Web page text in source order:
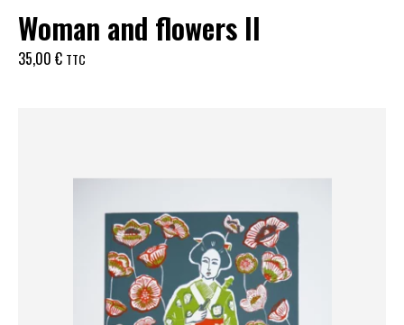
Woman and flowers II
35,00 € TTC